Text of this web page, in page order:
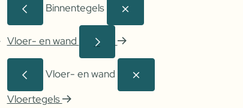
Binnentegels
Vloer- en wand
Vloer- en wand
Vloertegels